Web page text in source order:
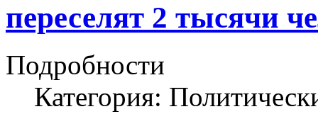
переселят 2 тысячи
Подробности
Категория: